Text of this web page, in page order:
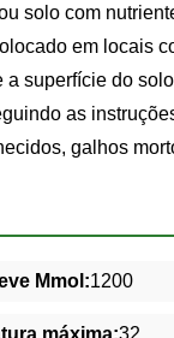
solo com
em locais
a superfície do
as
galhos
Mmol:1200
máxima:32